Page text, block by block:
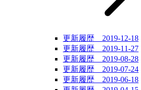
更新履歴 2019-12-18
更新履歴 2019-11-27
更新履歴 2019-08-28
更新履歴 2019-07-24
更新履歴 2019-06-18